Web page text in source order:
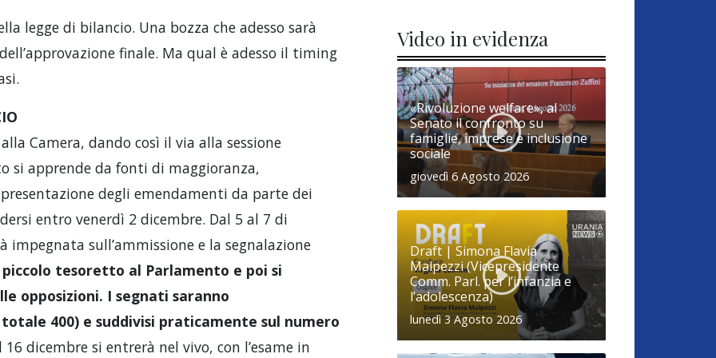
legge di bilancio. Una bozza che adesso sarà
finale. Ma qual è adesso il timing
Camera, dando così il via alla sessione
si apprende da fonti di maggioranza,
degli emendamenti da parte dei
entro venerdì 2 dicembre. Dal 5 al 7 di
impegnata sull’ammissione e la segnalazione
piccolo tesoretto al Parlamento e poi si
opposizioni. I segnati saranno
400) e suddivisi praticamente sul numero
16 dicembre si entrerà nel vivo, con l’esame in
Video in evidenza
«Rivoluzione welfare», al
Senato il confronto su
famiglie, imprese e inclusione
sociale
giovedì 6 Agosto 2026
Draft | Simona Flavia
Malpezzi (Vicepresidente
Comm. Parl. per l’infanzia e
l’adolescenza)
lunedì 3 Agosto 2026